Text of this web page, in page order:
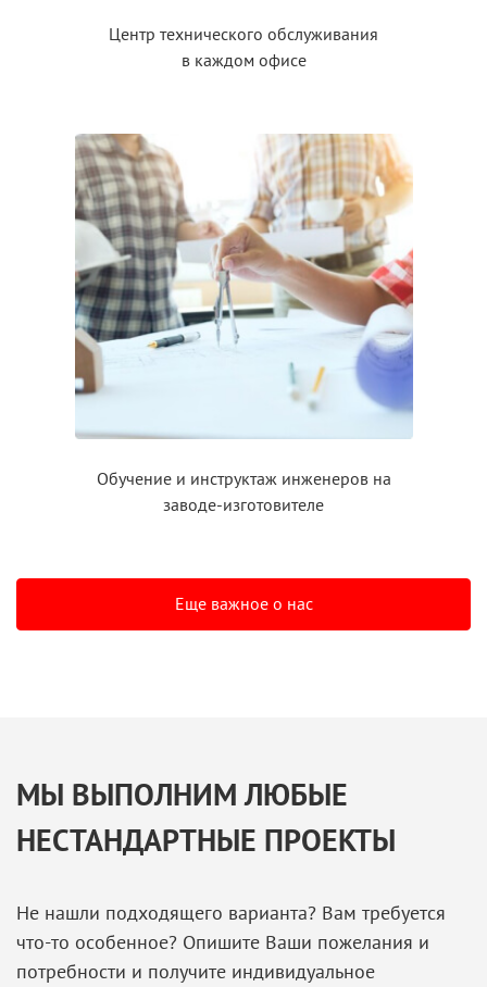
Центр технического обслуживания
в каждом офисе
Обучение и инструктажинженеров на
заводе-изготовителе
Еще важное о нас
МЫ ВЫПОЛНИМ ЛЮБЫЕ
НЕСТАНДАРТНЫЕ ПРОЕКТЫ
Не нашли подходящего варианта? Вам требуется
что-то особенное? Опишите Ваши пожелания и
потребности и получите индивидуальное